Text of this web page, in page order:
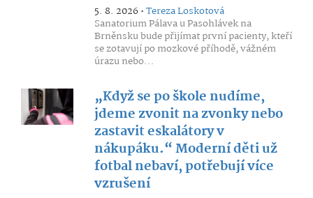
5. 8. 2026 •Tereza Loskotová
Sanatorium Pálava u Pasohlávek na
Brněnsku bude přijímat první pacienty, kteří
se zotavují po mozkové příhodě, vážném
úrazu nebo...
„Když se po škole nudíme,
jdeme zvonit na zvonky nebo
zastavit eskalátory v
nákupáku.“ Moderní děti už
fotbal nebaví, potřebují více
vzrušení